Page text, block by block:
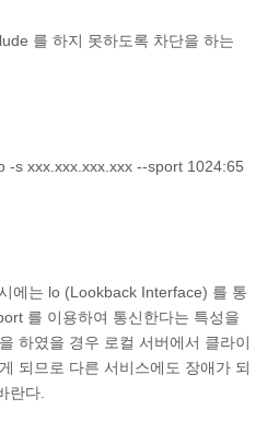
를 하지 못하도록 차단을 하는
-s xxx.xxx.xxx.xxx --sport 1024:65
에는 lo (Lookback Interface) 를 통
를 이용하여 통신한다는 특성을
하였을 경우 로컬 서버에서 클라이
되므로 다른 서비스에도 장애가 되
란다.